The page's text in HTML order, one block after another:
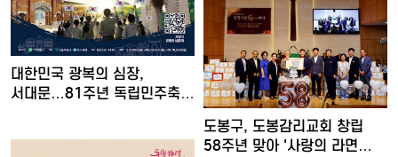
대한민국 광복의 심장,
서대문…81주년 독립민주축제
도봉구, 도봉감리교회 창립
58주년 맞아 '사랑의 라면…